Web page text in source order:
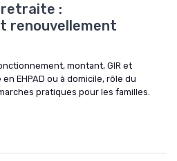
retraite :
renouvellement
montant, GIR et
EHPAD ou à domicile, rôle du
pratiques pour les familles.